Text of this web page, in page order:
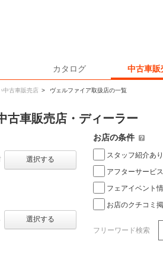
カタログ 中古車販
中古車販売店 > ヴェルファイア取扱店の一覧
古車販売店・ディーラー
選択する
選択する
お店の条件
スタッフ紹介あり
アフターサービ
フェアイベント
お店のクチコミ
フリーワード検索